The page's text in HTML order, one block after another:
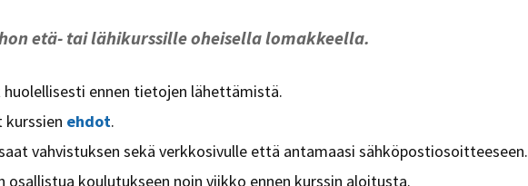
etä- tai lähikurssille oheisella lomakkeella.
ennen tietojen lähettämistä.
ehdot.
vahvistuksen sekä verkkosivulle että antamaasi sähköpostiosoitteeseen.
osallistua koulutukseen noin viikko ennen kurssin aloitusta.